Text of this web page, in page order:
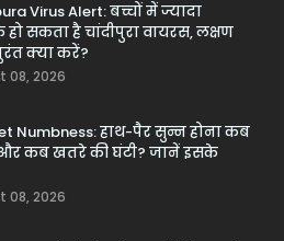
Virus Alert: बच्चों में ज्यादा
सकता है चांदीपुरा वायरस, लक्षण
क्या करें?
08, 2026
Numbness: हाथ-पैर सुन्न होना कब
कब खतरे की घंटी? जानें इसके
08, 2026